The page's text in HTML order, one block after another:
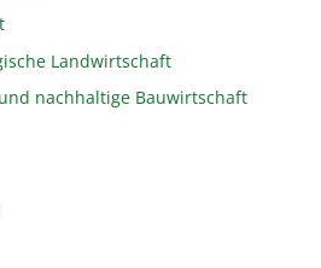
Landwirtschaft
nachhaltige Bauwirtschaft